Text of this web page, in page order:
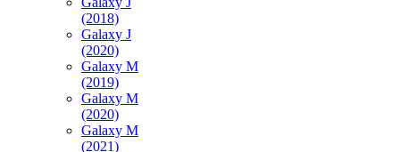
(2018)
Galaxy J
(2020)
Galaxy M
(2019)
Galaxy M
(2020)
Galaxy M
(2021)